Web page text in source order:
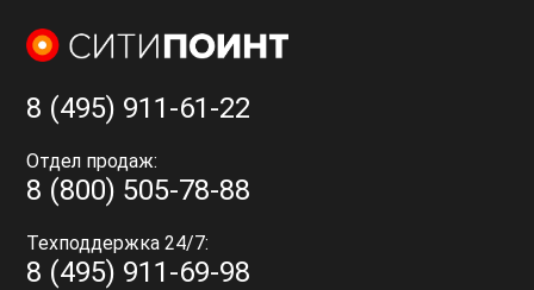
8 (495) 911-61-22
Отдел продаж:
8 (800) 505-78-88
Техподдержка 24/7:
8 (495) 911-69-98